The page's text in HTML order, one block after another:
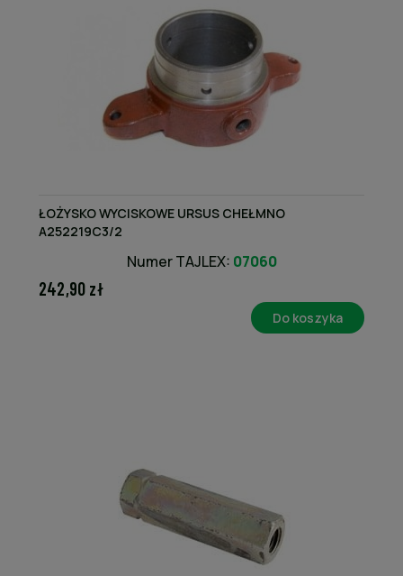
ŁOŻYSKO WYCISKOWE URSUS CHEŁMNO
A252219C3/2
Numer TAJLEX: 07060
242,90 zł
Do koszyka